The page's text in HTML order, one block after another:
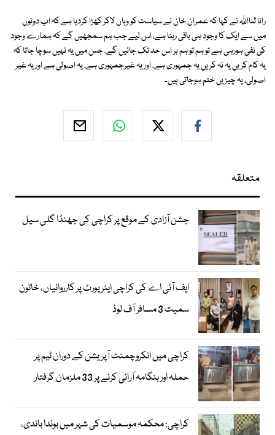
رانا ثنااللہ نے کہا کہ عمران خان نے سیاست کو وہاں لاکر کھڑا کردیا ہے کہ اب دونوں
میں سے ایک کا وجود ہی باقی رہنا ہے، اس لیے جب ہم سمجھیں گے کہ ہمارے وجود
کی نفی ہورہی ہے تو ہم تو ہم ہر اس حد تک جائیں گے، جس میں یہ نہیں سوچا جاتا کہ
یہ کام کریں یہ نہ کریں یہ جمہوری ہے، اور یہ غیرجمہوری ہے، یہ اصولی ہے اور یہ غیر
اصولی، یہ چیزیں ختم ہوجاتی ہیں۔
متعلقہ
جشن آزادی کے موقع پر کراچی کی جھنڈا گلی سیل
ایف آئی اے کی کراچی ایئرپورٹ پر کارروائیاں، خاتون
سمیت 3 مسافر آف لوڈ
کراچی میں انکروچمنٹ آپریشن کے دوران ٹیم پر
حملہ اور ہنگامہ آرائی کرنے پر 33 ملزمان گرفتار
کراچی: محکمہ موسمیات کی شہر میں بوندا باندی،